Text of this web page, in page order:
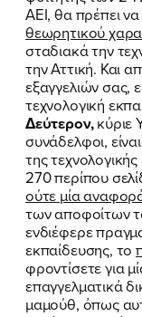
ΑΕΙ, θα πρέπει
θεωρητικού
σταδιακά την
την Αττική. Και
εξαγγελιών σας,
τεχνολογική
Δεύτερον,κύριε
συνάδελφοι,
της
270 περίπου
ούτε μία
των αποφοίτων
ενδιέφερε
εκπαίδευσης, το
φροντίσετε για
επαγγελματικά
μαμούθ, όπως